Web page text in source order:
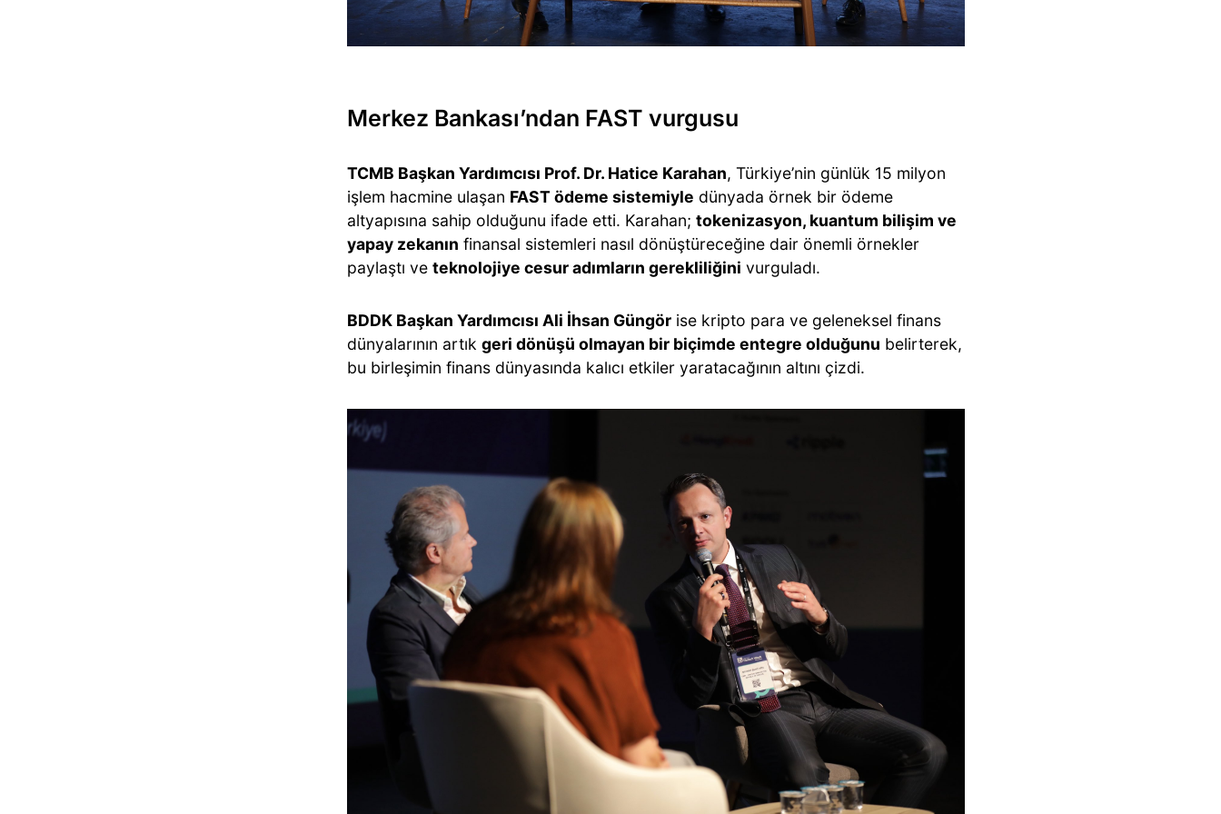
Merkez Bankası’ndan FAST vurgusu
TCMB Başkan Yardımcısı Prof. Dr. Hatice Karahan, Türkiye’nin günlük 15 milyon
işlem hacmine ulaşan FAST ödeme sistemiyle dünyada örnek bir ödeme
altyapısına sahip olduğunu ifade etti. Karahan; tokenizasyon, kuantum bilişim ve
yapay zekanın finansal sistemleri nasıl dönüştüreceğine dair önemli örnekler
paylaştı ve teknolojiye cesur adımların gerekliliğini vurguladı.
BDDK Başkan Yardımcısı Ali İhsan Güngör ise kripto para ve geleneksel finans
dünyalarının artık geri dönüşü olmayan bir biçimde entegre olduğunu belirterek,
bu birleşimin finans dünyasında kalıcı etkiler yaratacağının altını çizdi.